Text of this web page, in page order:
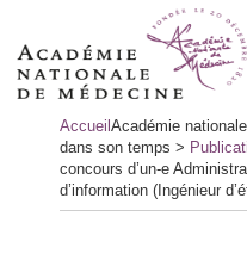
Accueil Académie
dans son temps >
concours d’un-e
d’information (Ingénieur